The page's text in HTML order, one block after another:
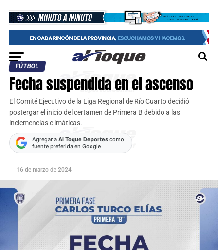
FÚTBOL
Fecha suspendida en el ascenso
El Comité Ejecutivo de la Liga Regional de Río Cuarto decidió
postergar el inicio del certamen de Primera B debido a las
inclemencias climáticas.
Agregar a Al Toque Deportescomo
fuente preferida en Google
16 de marzo de 2024